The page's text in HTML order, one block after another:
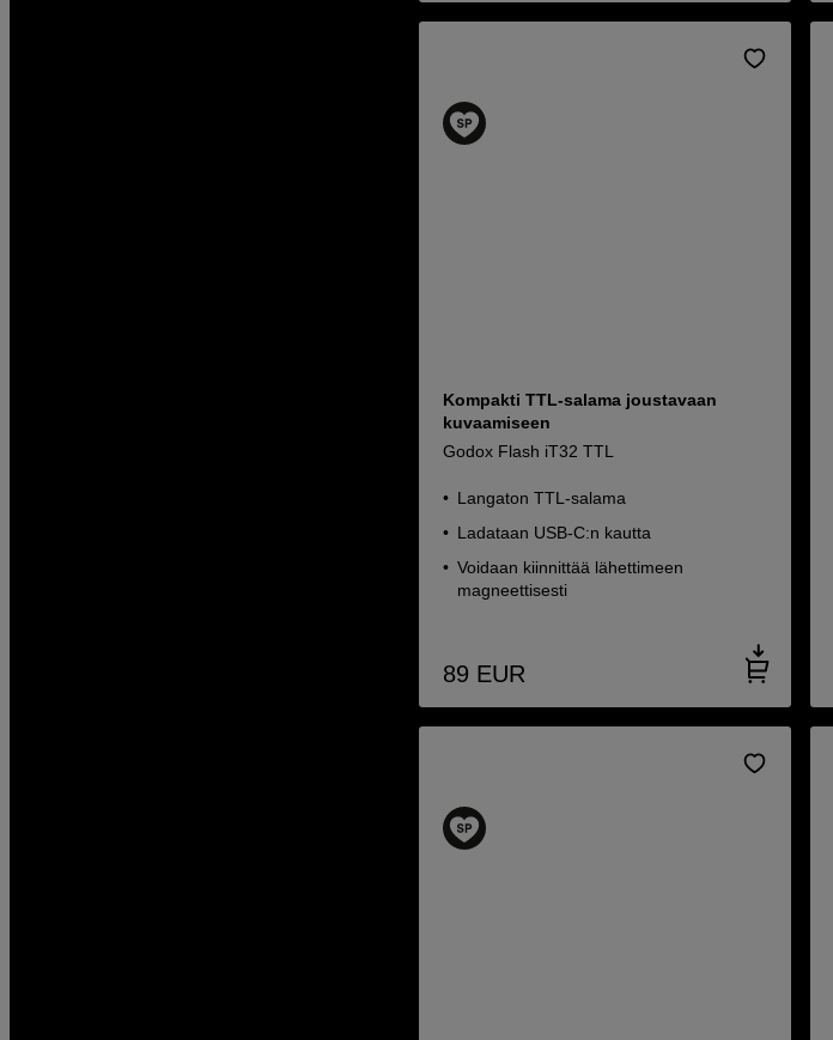
Kompakti TTL-salama joustavaan
kuvaamiseen
Godox Flash iT32 TTL
Langaton TTL-salama
Ladataan USB-C:n kautta
Voidaan kiinnittää lähettimeen
magneettisesti
89 EUR